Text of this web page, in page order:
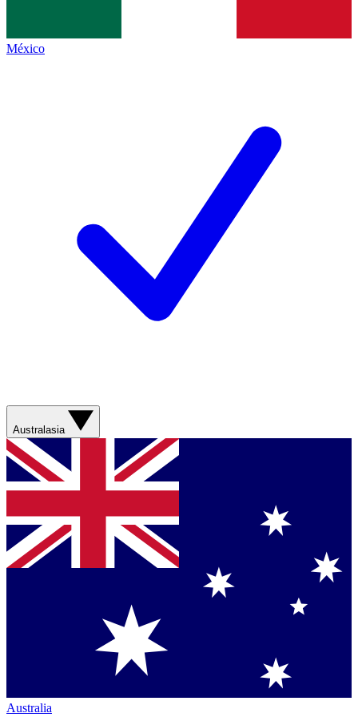
México
Australasia
Australia